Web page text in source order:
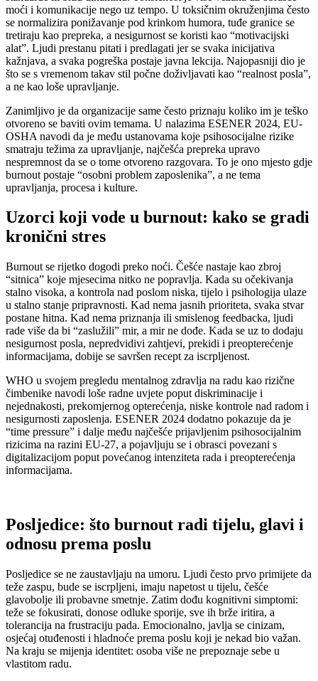
moći i komunikacije nego uz tempo. U toksičnim okruženjima često
se normalizira ponižavanje pod krinkom humora, tuđe granice se
tretiraju kao prepreka, a nesigurnost se koristi kao “motivacijski
alat”. Ljudi prestanu pitati i predlagati jer se svaka inicijativa
kažnjava, a svaka pogreška postaje javna lekcija. Najopasniji dio je
što se s vremenom takav stil počne doživljavati kao “realnost posla”,
a ne kao loše upravljanje.
Zanimljivo je da organizacije same često priznaju koliko im je teško
otvoreno se baviti ovim temama. U nalazima ESENER 2024, EU-
OSHA navodi da je među ustanovama koje psihosocijalne rizike
smatraju težima za upravljanje, najčešća prepreka upravo
nespremnost da se o tome otvoreno razgovara. To je ono mjesto gdje
burnout postaje “osobni problem zaposlenika”, a ne tema
upravljanja, procesa i kulture.
Uzorci koji vode u burnout: kako se gradi
kronični stres
Burnout se rijetko dogodi preko noći. Češće nastaje kao zbroj
“sitnica” koje mjesecima nitko ne popravlja. Kada su očekivanja
stalno visoka, a kontrola nad poslom niska, tijelo i psihologija ulaze
u stalno stanje pripravnosti. Kad nema jasnih prioriteta, svaka stvar
postane hitna. Kad nema priznanja ili smislenog feedbacka, ljudi
rade više da bi “zaslužili” mir, a mir ne dođe. Kada se uz to dodaju
nesigurnost posla, nepredvidivi zahtjevi, prekidi i preopterećenje
informacijama, dobije se savršen recept za iscrpljenost.
WHO u svojem pregledu mentalnog zdravlja na radu kao rizične
čimbenike navodi loše radne uvjete poput diskriminacije i
nejednakosti, prekomjernog opterećenja, niske kontrole nad radom i
nesigurnosti zaposlenja. ESENER 2024 dodatno pokazuje da je
“time pressure” i dalje među najčešće prijavljenim psihosocijalnim
rizicima na razini EU-27, a pojavljuju se i obrasci povezani s
digitalizacijom poput povećanog intenziteta rada i preopterećenja
informacijama.
Posljedice: što burnout radi tijelu, glavi i
odnosu prema poslu
Posljedice se ne zaustavljaju na umoru. Ljudi često prvo primijete da
teže zaspu, bude se iscrpljeni, imaju napetost u tijelu, češće
glavobolje ili probavne smetnje. Zatim dođu kognitivni simptomi:
teže se fokusirati, donose odluke sporije, sve ih brže iritira, a
tolerancija na frustraciju pada. Emocionalno, javlja se cinizam,
osjećaj otuđenosti i hladnoće prema poslu koji je nekad bio važan.
Na kraju se mijenja identitet: osoba više ne prepoznaje sebe u
vlastitom radu.